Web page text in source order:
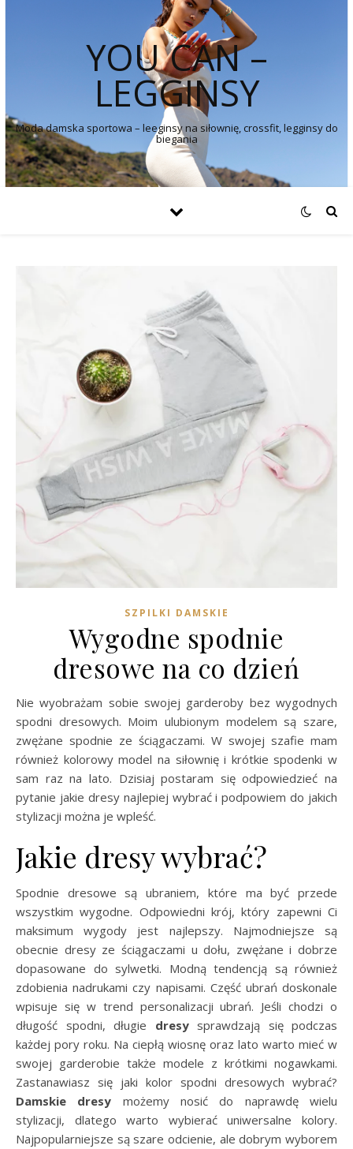
YOU CAN –
LEGGINSY
Moda damska sportowa – leeginsy na siłownię, crossfit, legginsy do
biegania
SZPILKI DAMSKIE
Wygodne spodnie
dresowe na co dzień
Nie wyobrażam sobie swojej garderoby bez wygodnych
spodni dresowych. Moim ulubionym modelem są szare,
zwężane spodnie ze ściągaczami. W swojej szafie mam
również kolorowy model na siłownię i krótkie spodenki w
sam raz na lato. Dzisiaj postaram się odpowiedzieć na
pytanie jakie dresy najlepiej wybrać i podpowiem do jakich
stylizacji można je wpleść.
Jakie dresy wybrać?
Spodnie dresowe są ubraniem, które ma być przede
wszystkim wygodne. Odpowiedni krój, który zapewni Ci
maksimum wygody jest najlepszy. Najmodniejsze są
obecnie dresy ze ściągaczami u dołu, zwężane i dobrze
dopasowane do sylwetki. Modną tendencją są również
zdobienia nadrukami czy napisami. Część ubrań doskonale
wpisuje się w trend personalizacji ubrań. Jeśli chodzi o
długość spodni, długie dresysprawdzają się podczas
każdej pory roku. Na ciepłą wiosnę oraz lato warto mieć w
swojej garderobie także modele z krótkimi nogawkami.
Zastanawiasz się jaki kolor spodni dresowych wybrać?
Damskie dresy możemy nosić do naprawdę wielu
stylizacji, dlatego warto wybierać uniwersalne kolory.
Najpopularniejsze są szare odcienie, ale dobrym wyborem